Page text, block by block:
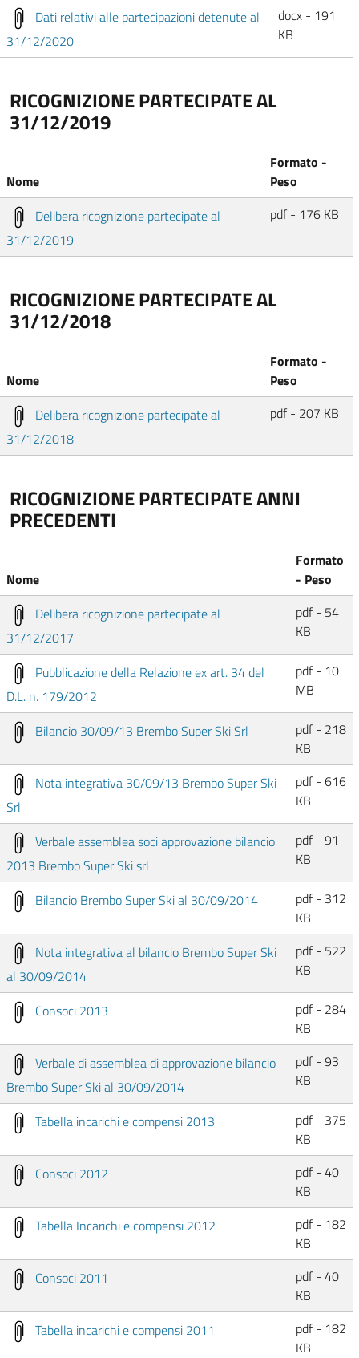
Dati relativi alle partecipazioni detenute al
31/12/2020
docx - 191
KB
RICOGNIZIONE PARTECIPATE AL
31/12/2019
Nome
Formato -
Peso
Delibera ricognizione partecipate al
31/12/2019
pdf - 176 KB
RICOGNIZIONE PARTECIPATE AL
31/12/2018
Nome
Formato -
Peso
Delibera ricognizione partecipate al
31/12/2018
pdf - 207 KB
RICOGNIZIONE PARTECIPATE ANNI
PRECEDENTI
Nome
Formato
- Peso
Delibera ricognizione partecipate al
31/12/2017
pdf - 54
KB
Pubblicazione della Relazione ex art. 34 del
D.L. n. 179/2012
pdf - 10
MB
Bilancio 30/09/13 Brembo Super Ski Srl
pdf - 218
KB
Nota integrativa 30/09/13 Brembo Super Ski
Srl
pdf - 616
KB
Verbale assemblea soci approvazione bilancio
2013 Brembo Super Ski srl
pdf - 91
KB
Bilancio Brembo Super Ski al 30/09/2014
pdf - 312
KB
Nota integrativa al bilancio Brembo Super Ski
al 30/09/2014
pdf - 522
KB
Consoci 2013
pdf - 284
KB
Verbale di assemblea di approvazione bilancio
Brembo Super Ski al 30/09/2014
pdf - 93
KB
Tabella incarichi e compensi 2013
pdf - 375
KB
Consoci 2012
pdf - 40
KB
Tabella Incarichi e compensi 2012
pdf - 182
KB
Consoci 2011
pdf - 40
KB
Tabella incarichi e compensi 2011
pdf - 182
KB